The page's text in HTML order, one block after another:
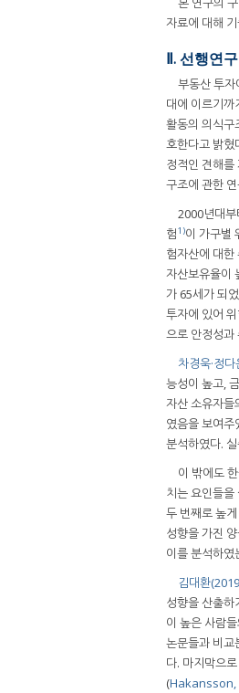
자료에 대해
Ⅱ. 선행연구
부동산 투
대에 이르기까
활동의 의식구
호한다고 밝혔
정적인 견해를
구조에 관한
2000년대부
험1)이 가구별
험자산에 대
자산보유율이
가 65세가 되
투자에 있어
으로 안정성과
차경욱·정
능성이 높고,
자산 소유자들
였음을 보여주
분석하였다.
이 밖에도
치는 요인들을
두 번째로 높
성향을 가진
이를 분석하였
김대환
성향을 산출하
이 높은 사람
논문들과 비교
다. 마지막으
(Hakansson,